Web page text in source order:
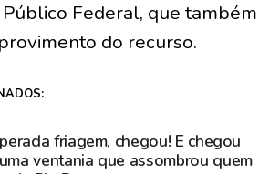
Federal, que também
do recurso.
friagem, chegou! E chegou
ventania que assombrou quem